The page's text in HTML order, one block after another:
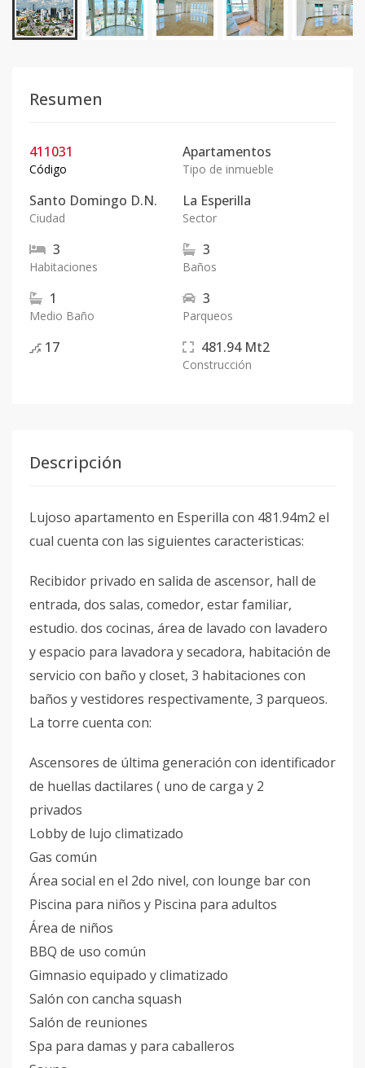
Resumen
411031
Código
Apartamentos
Tipo de inmueble
Santo Domingo D.N.
Ciudad
La Esperilla
Sector
3
Habitaciones
3
Baños
1
Medio Baño
3
Parqueos
17 481.94 Mt2
Construcción
Descripción
Lujoso apartamento en Esperilla con 481.94m2 el
cual cuenta con las siguientes caracteristicas:
Recibidor privado en salida de ascensor, hall de
entrada, dos salas, comedor, estar familiar,
estudio. dos cocinas, área de lavado con lavadero
y espacio para lavadora y secadora, habitación de
servicio con baño y closet, 3 habitaciones con
baños y vestidores respectivamente, 3 parqueos.
La torre cuenta con:
Ascensores de última generación con identificador
de huellas dactilares ( uno de carga y 2
privados
Lobby de lujo climatizado
Gas común
Área social en el 2do nivel, con lounge bar con
Piscina para niños y Piscina para adultos
Área de niños
BBQ de uso común
Gimnasio equipado y climatizado
Salón con cancha squash
Salón de reuniones
Spa para damas y para caballeros